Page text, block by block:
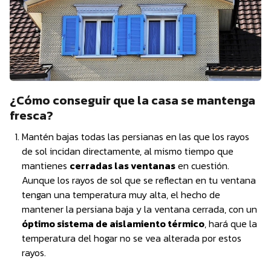
¿Cómo conseguir que la casa se mantenga
fresca?
Mantén bajas todas las persianas en las que los rayos
de sol incidan directamente, al mismo tiempo que
mantienes cerradas las ventanasen cuestión.
Aunque los rayos de sol que se reflectan en tu ventana
tengan una temperatura muy alta, el hecho de
mantener la persiana baja y la ventana cerrada, con un
óptimo sistema de aislamiento térmico, hará que la
temperatura del hogar no se vea alterada por estos
rayos.